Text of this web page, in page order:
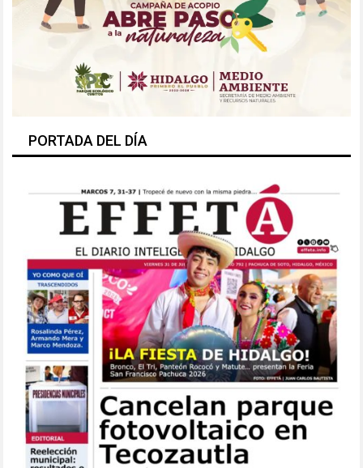
PORTADA DEL DÍA